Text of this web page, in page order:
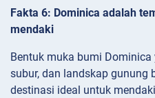
Fakta 6: Dominica adalah
mendaki
Bentuk muka bumi
subur, dan landskap gunung
destinasi ideal untuk